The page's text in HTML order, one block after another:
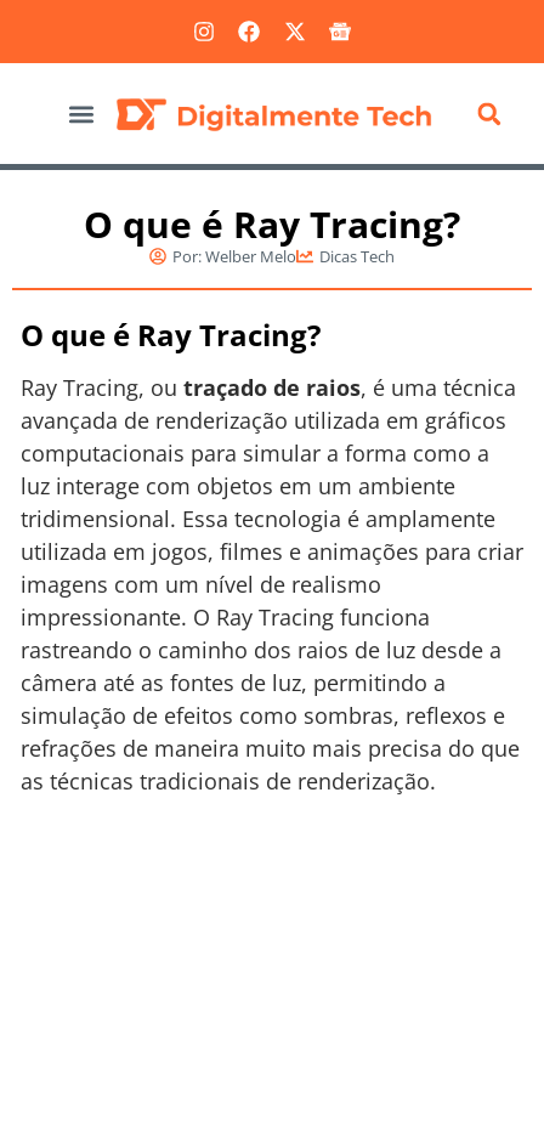
O que é Ray Tracing?
Por:Welber Melo Dicas Tech
O que é Ray Tracing?
Ray Tracing, ou traçado de raios, é uma técnica
avançada de renderização utilizada em gráficos
computacionais para simular a forma como a
luz interage com objetos em um ambiente
tridimensional. Essa tecnologia é amplamente
utilizada em jogos, filmes e animações para criar
imagens com um nível de realismo
impressionante. O Ray Tracing funciona
rastreando o caminho dos raios de luz desde a
câmera até as fontes de luz, permitindo a
simulação de efeitos como sombras, reflexos e
refrações de maneira muito mais precisa do que
as técnicas tradicionais de renderização.